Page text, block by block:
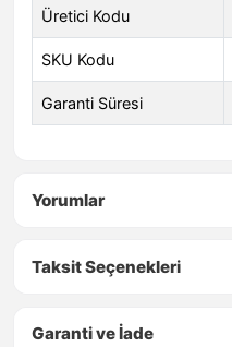
Üretici Kodu
SKU Kodu
Garanti Süresi
Yorumlar
Taksit Seçenekleri
Garanti ve İade